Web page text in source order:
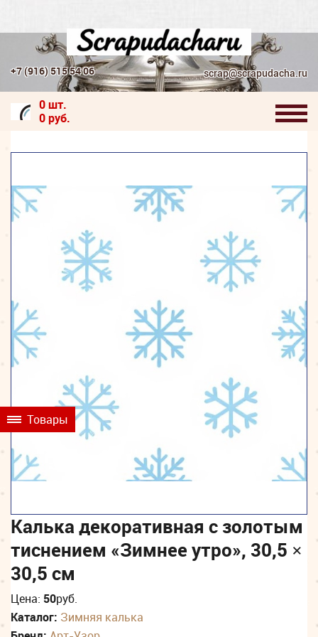
+7 (916) 515 54 06 scrap@scrapudacha.ru
0 шт.
0 руб.
Калька декоративная c золотым
тиснением «Зимнее утро», 30,5 ×
30,5 см
Цена: 50руб.
Каталог: Зимняя калька
Товары